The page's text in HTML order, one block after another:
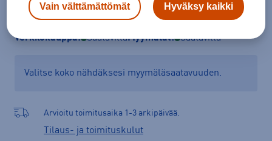
Tarkista saatavuus ja tilaa myymälästä
Verkkokauppa: SaatavillaMyymälät: Saatavilla
Valitse koko nähdäksesi myymäläsaatavuuden.
Arvioitu toimitusaika 1-3 arkipäivää.
Tilaus- ja toimituskulut
Vain välttämättömät Hyväksy kaikki